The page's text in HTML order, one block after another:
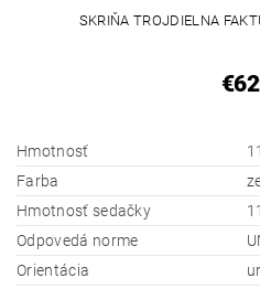
SKRIŇA TROJDIELNA
Hmotnosť
Farba
Hmotnosť sedačky
Odpovedá norme
Orientácia